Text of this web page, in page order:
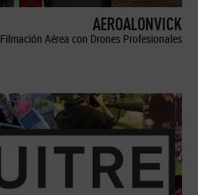
AEROALONVICK
Filmación Aérea con Drones Profesionales